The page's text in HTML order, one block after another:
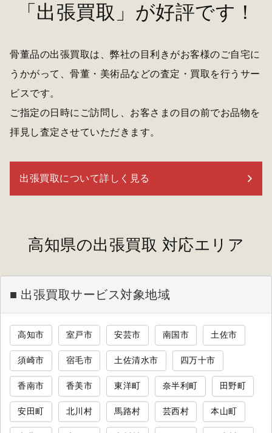
「出張買取」が好評です！
骨董品の出張買取は、弊社の目利きがお客様のご自宅に
うかがって、骨董・美術品などの査定・買取を行うサー
ビスです。
ご指定の日時にご訪問し、お客さまの目の前でお品物を
拝見し査定させていただきます。
出張買取について詳しく見る
高知県の出張買取 対応エリア
■ 出張買取サービス対象地域
高知市 室戸市 安芸市 南国市 土佐市
須崎市 宿毛市 土佐清水市 四万十市
香南市 香美市 東洋町 奈半利町 田野町
安田町 北川村 馬路村 芸西村 本山町